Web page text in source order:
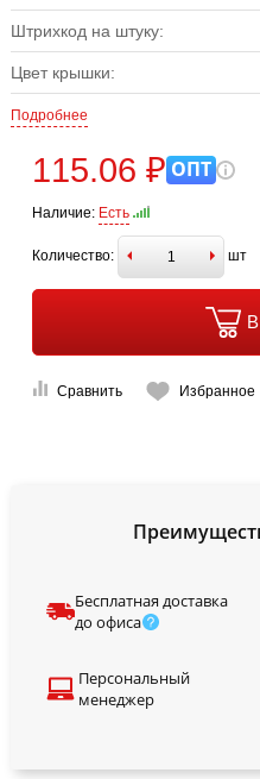
Штрихкод на штуку:
Цвет крышки:
Подробнее
115.06 ₽ ОПТ
Наличие: Есть
Количество: шт
Сравнить Избранное
Бесплатная доставка
до офиса
Персональный
менеджер